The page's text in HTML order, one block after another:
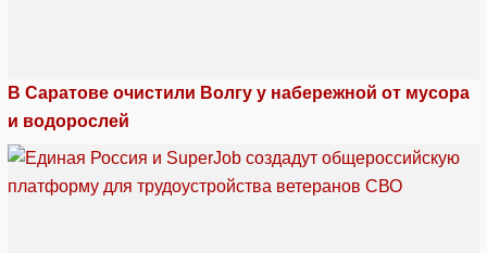
В Саратове очистили Волгу у набережной от мусора
и водорослей